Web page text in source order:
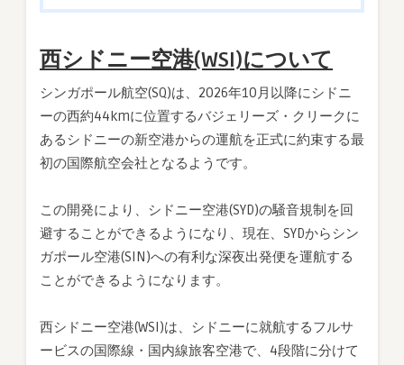
西シドニー空港(WSI)について
シンガポール航空(SQ)は、2026年10月以降にシドニ
ーの西約44kmに位置するバジェリーズ・クリークに
あるシドニーの新空港からの運航を正式に約束する最
初の国際航空会社となるようです。
この開発により、シドニー空港(SYD)の騒音規制を回
避することができるようになり、現在、SYDからシン
ガポール空港(SIN)への有利な深夜出発便を運航する
ことができるようになります。
西シドニー空港(WSI)は、シドニーに就航するフルサ
ービスの国際線・国内線旅客空港で、4段階に分けて